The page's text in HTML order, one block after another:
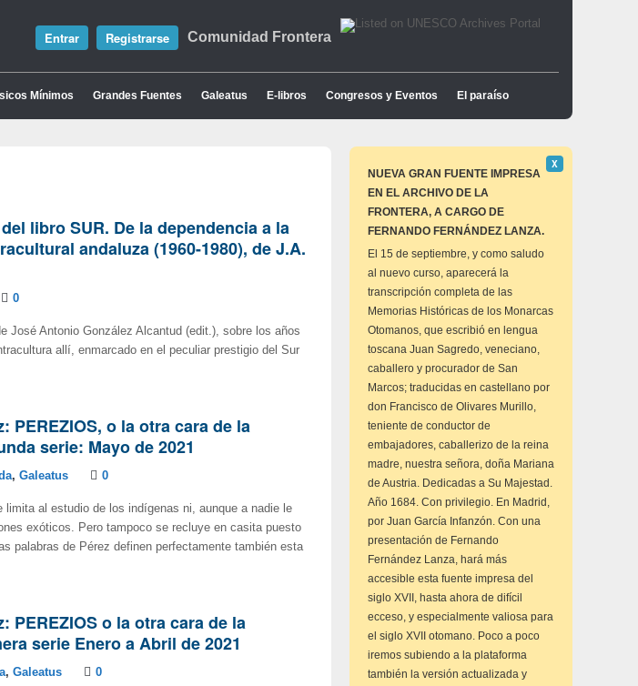
Comunidad Frontera
Entrar Registrarse
Mínimos Grandes Fuentes Galeatus E-libros Congresos y Eventos El paraíso
libro SUR. De la dependencia a la
andaluza (1960-1980), de J.A.
0
José Antonio González Alcantud (edit.), sobre los años
allí, enmarcado en el peculiar prestigio del Sur
PEREZIOS, o la otra cara de la
serie: Mayo de 2021
, Galeatus 0
al estudio de los indígenas ni, aunque a nadie le
exóticos. Pero tampoco se recluye en casita puesto
palabras de Pérez definen perfectamente también esta
PEREZIOS o la otra cara de la
serie Enero a Abril de 2021
, Galeatus 0
NUEVA GRAN FUENTE IMPRESA
EN EL ARCHIVO DE LA
FRONTERA, A CARGO DE
FERNANDO FERNÁNDEZ LANZA.
Descartar
este
Χ
El 15 de septiembre, y como saludo
al nuevo curso, aparecerá la
transcripción completa de las
Memorias Históricas de los Monarcas
Otomanos, que escribió en lengua
toscana Juan Sagredo, veneciano,
caballero y procurador de San
Marcos; traducidas en castellano por
don Francisco de Olivares Murillo,
teniente de conductor de
embajadores, caballerizo de la reina
madre, nuestra señora, doña Mariana
de Austria. Dedicadas a Su Majestad.
Año 1684. Con privilegio. En Madrid,
por Juan García Infanzón. Con una
presentación de Fernando
Fernández Lanza, hará más
accesible esta fuente impresa del
siglo XVII, hasta ahora de difícil
ecceso, y especialmente valiosa para
el siglo XVII otomano. Poco a poco
iremos subiendo a la plataforma
también la versión actualizada y